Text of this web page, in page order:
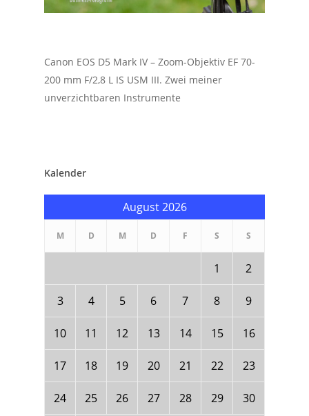
Canon EOS D5 Mark IV – Zoom-Objektiv EF 70-
200 mm F/2,8 L IS USM III. Zwei meiner
unverzichtbaren Instrumente
Kalender
August 2026
M D M D F S S
1 2
3 4 5 6 7 8 9
10 11 12 13 14 15 16
17 18 19 20 21 22 23
24 25 26 27 28 29 30